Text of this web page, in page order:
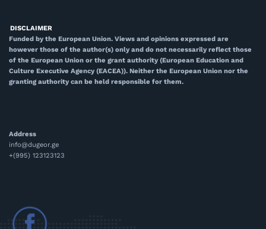
DISCLAIMER
Funded by the European Union. Views and opinions expressed are
however those of the author(s) only and do not necessarily reflect those
of the European Union or the grant authority (European Education and
Culture Executive Agency (EACEA)). Neither the European Union nor the
granting authority can be held responsible for them.
Address
info@dugeor.ge
+(995) 123123123